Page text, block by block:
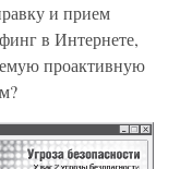
и прием
в Интернете,
проактивную